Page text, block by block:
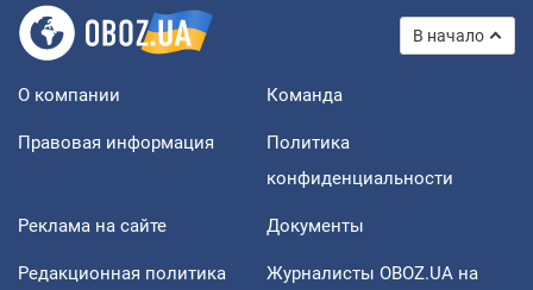
В начало
О компании Команда
Правовая информация
Политика
конфиденциальности
Реклама на сайте Документы
Редакционная политика
Журналисты OBOZ.UA на